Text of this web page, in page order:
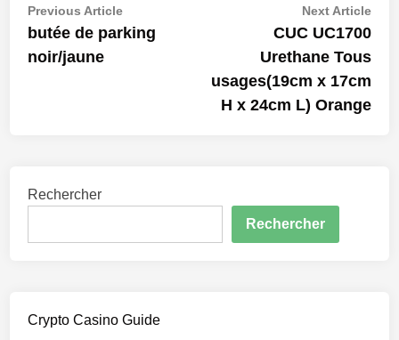
Navigation
de
l’article
Previous ArticlePrevious
article:
butée de parking
noir/jaune
Next ArticleNext
CUC UC1700
Urethane Tous
usages(19cm x 17cm
H x 24cm L) Orange
Rechercher
Rechercher
Crypto Casino Guide